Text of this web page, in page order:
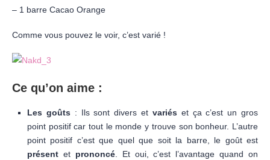
– 1 barre Cacao Orange
Comme vous pouvez le voir, c’est varié !
Ce qu’on aime :
Les goûts : Ils sont divers et variéset ça c’est un gros
point positif car tout le monde y trouve son bonheur. L’autre
point positif c’est que quel que soit la barre, le goût est
présent et prononcé. Et oui, c’est l’avantage quand on